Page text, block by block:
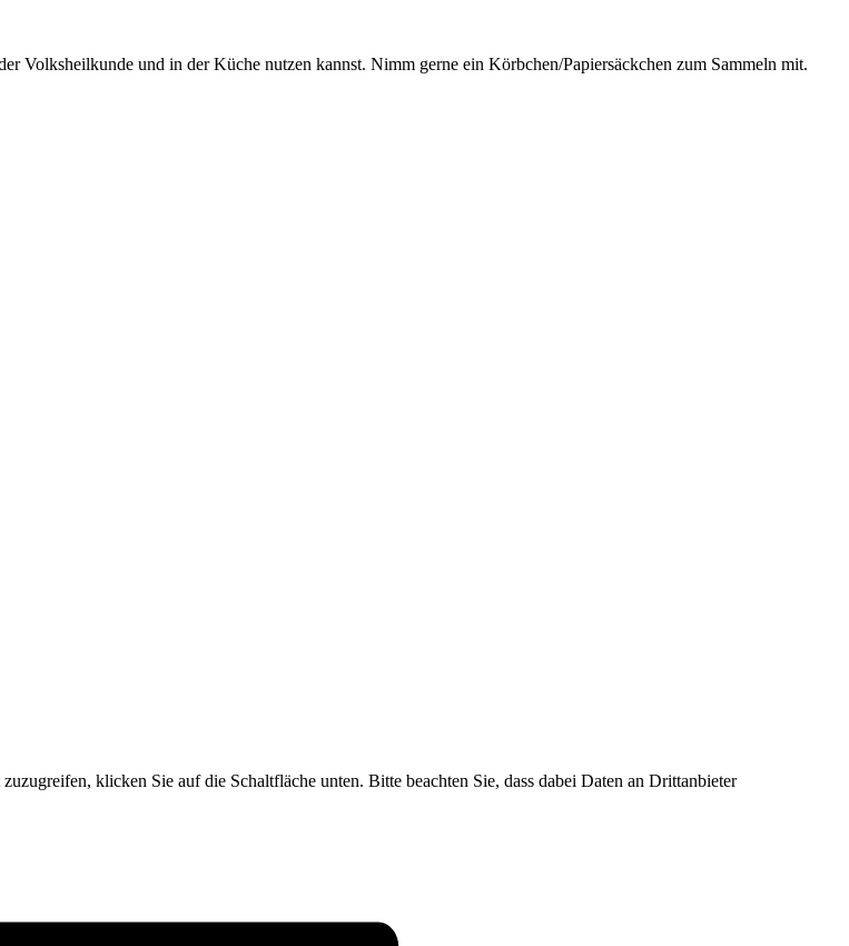
Volksheilkunde und in der Küche nutzen kannst. Nimm gerne ein Körbchen/Papiersäckchen zum Sammeln mit.
klicken Sie auf die Schaltfläche unten. Bitte beachten Sie, dass dabei Daten an Drittanbieter